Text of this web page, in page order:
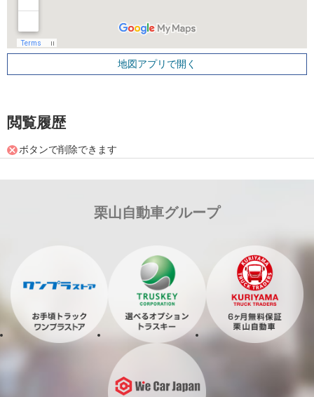
地図アプリで開く
閲覧履歴
ボタンで削除できます
栗山自動車グループ